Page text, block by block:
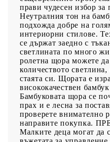
GPSRправи чудесен избор
Неутралния тон на
подхожда добре на
интериорни стилове.
се държат заедно с
светлината по много
ролетна щора можете
количеството
стаята си. Щората е
висококачествен
Бамбуковата щора се
прах и е лесна за
проверете внимателно
направите покупка.
Малките деца могат да